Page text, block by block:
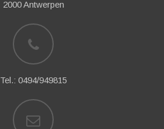
2000 Antwerpen
Tel.: 0494/949815